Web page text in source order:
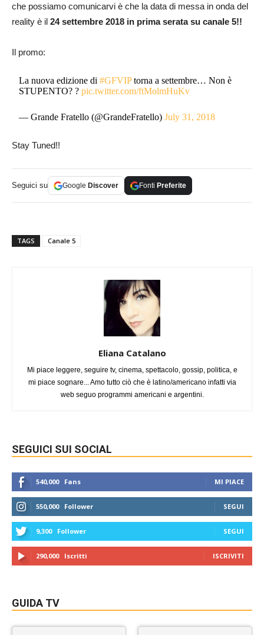
che possiamo comunicarvi è che la data di messa in onda del
reality è il 24 settembre 2018 in prima serata su canale 5!!
Il promo:
La nuova edizione di#GFVIPtorna a settembre… Non è
STUPENTO? ?pic.twitter.com/ftMolmHuKv
— Grande Fratello (@GrandeFratello)July 31, 2018
Stay Tuned!!
Seguici su Google Discover Fonti Preferite
TAGS Canale 5
Eliana Catalano
Mi piace leggere, seguire tv, cinema, spettacolo, gossip, politica, e
mi piace sognare... Amo tutto ciò che è latino/americano infatti via
web seguo programmi americani e argentini.
SEGUICI SUI SOCIAL
540,000 Fans MI PIACE
550,000 Follower SEGUI
9,300 Follower SEGUI
290,000 Iscritti ISCRIVITI
GUIDA TV